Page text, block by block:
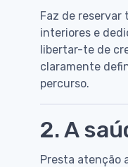
Faz de reservar
interiores e
libertar-te de
claramente
percurso.
2. A
Presta atenção